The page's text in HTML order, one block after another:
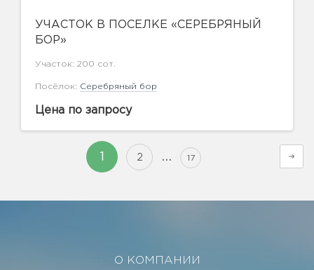
УЧАСТОК В ПОСЕЛКЕ «СЕРЕБРЯНЫЙ
БОР»
Участок: 200 сот.
Посёлок: Серебряный бор
Цена по запросу
2 … 17
О КОМПАНИИ